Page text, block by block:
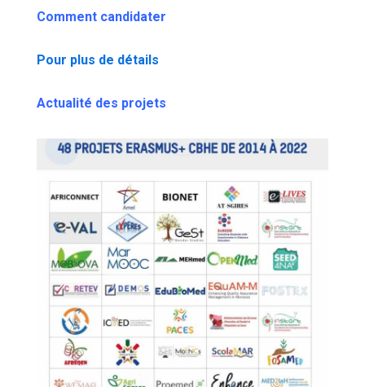
Comment candidater
Pour plus de détails
Actualité des projets